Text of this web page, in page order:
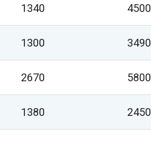
1340 4500
1300 3490
2670 5800
1380 2450